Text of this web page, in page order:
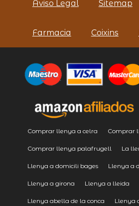
Aviso Legal Sitemap
Farmacia Coixins
Comprar llenya a celra Comprar
Comprar llenya palafrugell La
Llenya a domicili bages Llenya a
Llenya a girona Llenya a lleida
Llenya abella de la conca Llenya